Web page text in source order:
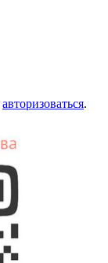
авторизоваться.